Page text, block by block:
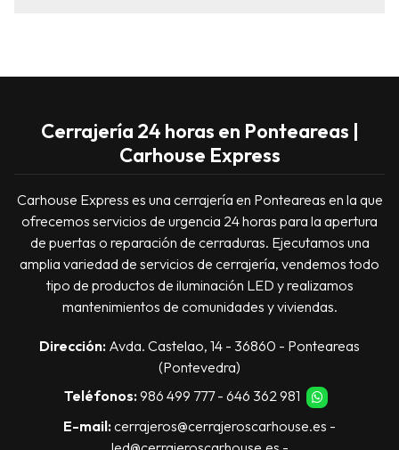
Cerrajería 24 horas en Ponteareas |
Carhouse Express
Carhouse Express es una cerrajería en Ponteareas en la que
ofrecemos servicios de urgencia 24 horas para la apertura
de puertas o reparación de cerraduras. Ejecutamos una
amplia variedad de servicios de cerrajería, vendemos todo
tipo de productos de iluminación LED y realizamos
mantenimientos de comunidades y viviendas.
Dirección: Avda. Castelao, 14 - 36860 - Ponteareas
(Pontevedra)
Teléfonos:986 499 777- 646 362 981
E-mail:cerrajeros@cerrajeroscarhouse.es -